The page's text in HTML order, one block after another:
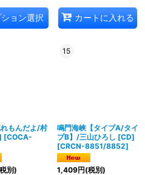
ョン選択 カートに入れる
もんだよ/村
[COCA-
別)
15
鳴門海峡【タイプA/タイ
プB】/三山ひろし [CD]
[CRCN-8851/8852]
1,409円(税別)